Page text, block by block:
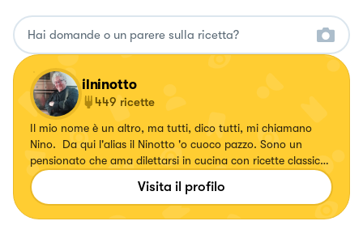
ilninotto
449 ricette
Il mio nome è un altro, ma tutti, dico tutti, mi chiamano
Nino. Da qui l'alias il Ninotto 'o cuoco pazzo. Sono un
pensionato che ama dilettarsi in cucina con ricette classiche
e quasi sempre della tradizione campana, ma che ama
soprattutto mangiare cose buone. Ho tre vizietti culinari:
amo contaminare e trasformare ricette classiche e farle a
Visita il profilo